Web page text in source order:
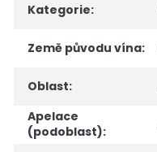
Kategorie:
Země původu vína:
Oblast:
Apelace
(podoblast):